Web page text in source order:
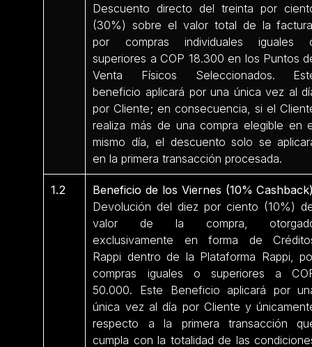
Descuento directo del treinta por
(30%) sobre el valor total de la
por compras individuales iguales
superiores a COP 18.300 en los Puntos
Venta Físicos Seleccionados.
beneficio aplicará por una única vez al
por Cliente; en consecuencia, si el
realiza más de una compra elegible en
mismo día, el descuento solo se
en la primera transacción procesada.
1.2
Beneficio de los Viernes (10%
Devolución del diez por ciento (10%)
valor de la compra,
exclusivamente en forma de
Rappi dentro de la Plataforma Rappi,
compras iguales o superiores a
50.000. Este Beneficio aplicará por
única vez al día por Cliente y
respecto a la primera transacción
cumpla con la totalidad de las